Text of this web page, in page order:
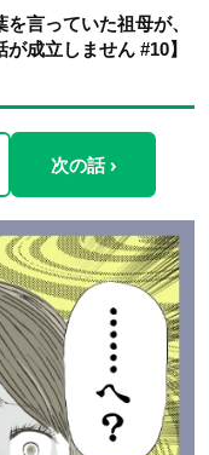
言っていた祖母が、
成立しません #10】
次の話 ›